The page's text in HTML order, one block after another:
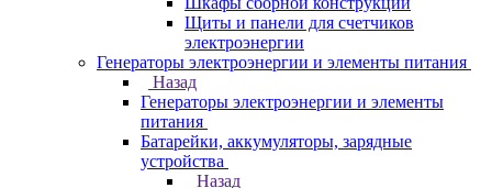
Щиты и панели для счетчиков
электроэнергии
Генераторы электроэнергии и элементы питания
Назад
Генераторы электроэнергии и элементы
питания
Батарейки, аккумуляторы, зарядные
устройства
Назад